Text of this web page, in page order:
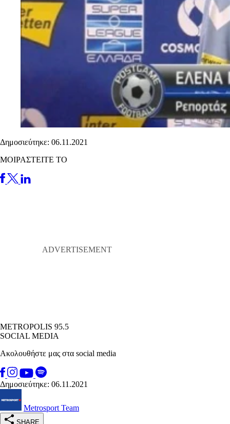
Δημοσιεύτηκε: 06.11.2021
ΜΟΙΡΑΣΤΕΙΤΕ ΤΟ
METROPOLIS 95.5
SOCIAL MEDIA
Ακολουθήστε μας στα social media
Δημοσιεύτηκε: 06.11.2021
Metrosport Team
SHARE